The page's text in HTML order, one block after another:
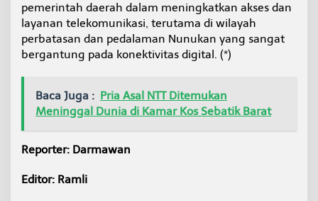
pemerintah daerah dalam meningkatkan akses dan
layanan telekomunikasi, terutama di wilayah
perbatasan dan pedalaman Nunukan yang sangat
bergantung pada konektivitas digital. (*)
Baca Juga : Pria Asal NTT Ditemukan
Meninggal Dunia di Kamar Kos Sebatik Barat
Reporter: Darmawan
Editor: Ramli